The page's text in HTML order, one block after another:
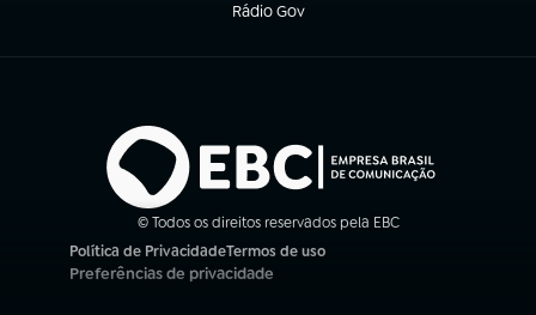
Rádio Gov
(abre em nova aba)
© Todos os direitos reservados pela EBC
Política de Privacidade
(abre em nova aba)
Termos de uso
(abre em nova aba)
Preferências de privacidade